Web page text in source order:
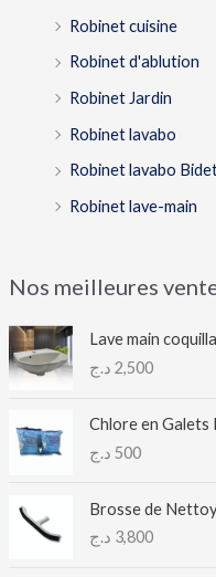
Robinet cuisine
Robinet d'ablution
Robinet Jardin
Robinet lavabo
Robinet lavabo
Robinet lave-main
Nos meilleures
Lave main
2,500 د.ج
Chlore en Galets
500 د.ج
Brosse de
3,800 د.ج